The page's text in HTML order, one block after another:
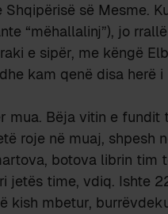
së Mesme.
“mëhallalinj”), jo
e sipër, me këngë
kam qenë disa herë
mua. Bëja vitin e fundit
roje në muaj, shpesh
botova librin tim
jetës time, vdiq. Ishte
kish mbetur,